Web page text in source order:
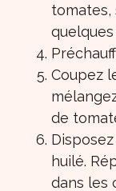
tomates,
Coupez
de
huilé.
dans les